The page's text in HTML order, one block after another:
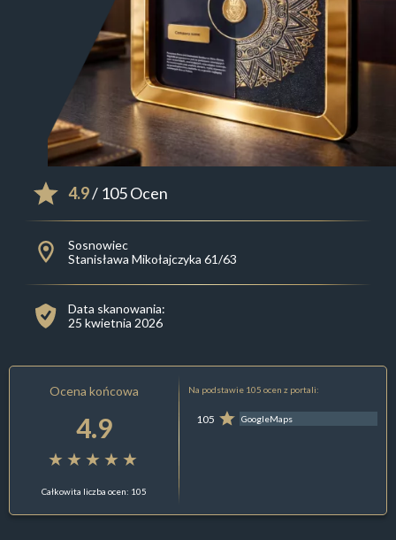
4.9/ 105 Ocen
Sosnowiec
Stanisława Mikołajczyka 61/63
Data skanowania:
25 kwietnia 2026
Ocena końcowa
4.9
Całkowita liczba ocen: 105
Na podstawie 105 ocen z portali:
105 GoogleMaps